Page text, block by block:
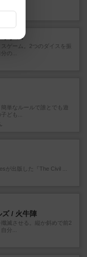
くは...
ックス
ゲーム。2つのダイスを振
の...
単なルールで誰とでも遊
ども...
が出版した『The Civil ...
ズ / 火牛陣
滅させる。縦か斜めで前2
分...